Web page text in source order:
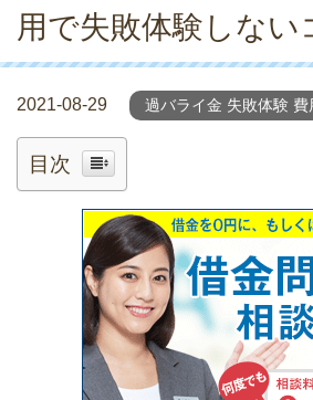
用で失敗体験しない
2021-08-29 過バライ金 失敗体験 費
目次